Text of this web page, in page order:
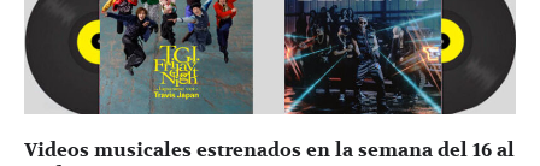
Videos musicales estrenados en la semana del 16 al